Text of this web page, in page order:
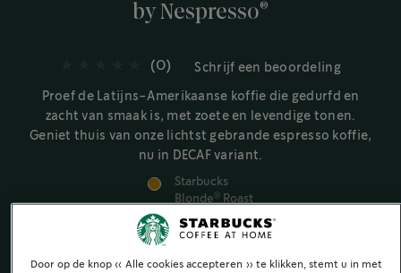
by Nespresso®
(0) Schrijf een beoordeling
Proef de Latijns-Amerikaanse koffie die gedurfd en
zacht van smaak is, met zoete en levendige tonen.
Geniet thuis van onze lichtst gebrande espresso koffie,
nu in DECAF variant.
Starbucks
Blonde® Roast
Zacht met zoete tonen
Door op de knop « Alle cookies accepteren » te klikken, stemt u in met